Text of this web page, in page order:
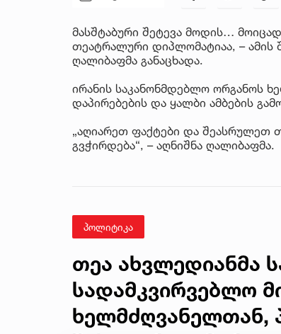
მასშტაბური შეტევა მოდის…
თეატრალური დიპლომატიაა, – ამის
ღალიბაფმა განაცხადა.
ირანის საკანონმდებლო ორგანოს
დაპირებების და ყალბი ამბების
„აღიარეთ ფაქტები და შეასრულეთ
გვჭირდება“, – აღნიშნა ღალიბაფმა.
პოლიტიკა
თეა ახვლედიანმა
სადამკვირვებლო
ხელმძღვანელთან,